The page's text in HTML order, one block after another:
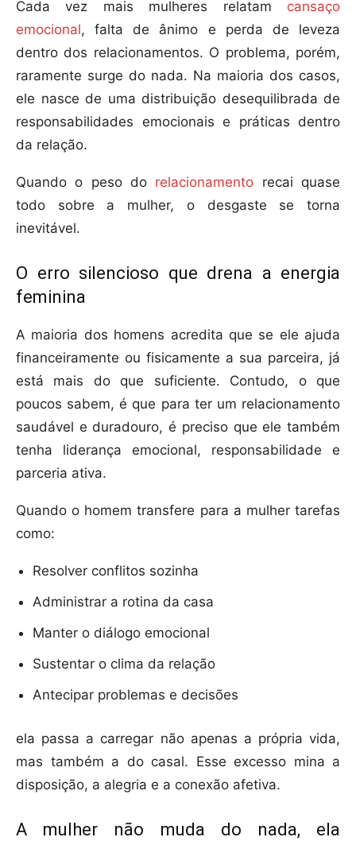
Cada vez mais mulheres relatam cansaço
emocional, falta de ânimo e perda de leveza
dentro dos relacionamentos. O problema, porém,
raramente surge do nada. Na maioria dos casos,
ele nasce de uma distribuição desequilibrada de
responsabilidades emocionais e práticas dentro
da relação.
Quando o peso do relacionamento recai quase
todo sobre a mulher, o desgaste se torna
inevitável.
O erro silencioso que drena a energia
feminina
A maioria dos homens acredita que se ele ajuda
financeiramente ou fisicamente a sua parceira, já
está mais do que suficiente. Contudo, o que
poucos sabem, é que para ter um relacionamento
saudável e duradouro, é preciso que ele também
tenha liderança emocional, responsabilidade e
parceria ativa.
Quando o homem transfere para a mulher tarefas
como:
Resolver conflitos sozinha
Administrar a rotina da casa
Manter o diálogo emocional
Sustentar o clima da relação
Antecipar problemas e decisões
ela passa a carregar não apenas a própria vida,
mas também a do casal. Esse excesso mina a
disposição, a alegria e a conexão afetiva.
A mulher não muda do nada, ela